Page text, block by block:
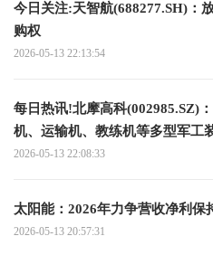
今日关注:天智航(688277.SH)：
购权
2026-05-13 22:13:54
每日热讯!北摩高科(002985.SZ)
机、运输机、教练机等多型军工
2026-05-13 22:08:33
太阳能：2026年力争营收净利保
2026-05-13 20:57:31